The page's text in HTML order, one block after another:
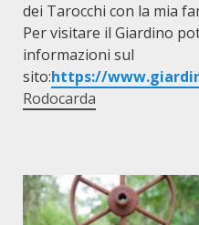
dei Tarocchi con la mia
Per visitare il Giardino
informazioni sul
sito:https://
Rodocarda